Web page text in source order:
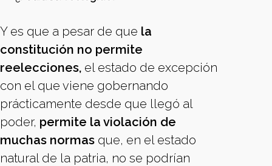
Y es que a pesar de que la
constitución no permite
reelecciones, el estado de excepción
con el que viene gobernando
prácticamente desde que llegó al
poder, permite la violación de
muchas normas que, en el estado
natural de la patria, no se podrían